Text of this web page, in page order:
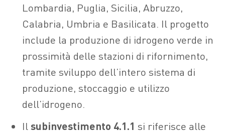
Lombardia, Puglia, Sicilia, Abruzzo,
Calabria, Umbria e Basilicata. Il progetto
include la produzione di idrogeno verde in
prossimità delle stazioni di rifornimento,
tramite sviluppo dell’intero sistema di
produzione, stoccaggio e utilizzo
dell’idrogeno.
Ilsubinvestimento 4.1.1 si riferisce alle